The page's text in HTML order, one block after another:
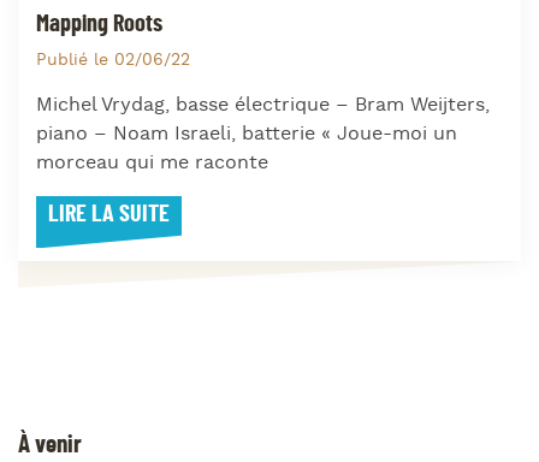
Mapping Roots
Publié le 02/06/22
Michel Vrydag, basse électrique – Bram Weijters,
piano – Noam Israeli, batterie « Joue-moi un
morceau qui me raconte
LIRE LA SUITE
À venir